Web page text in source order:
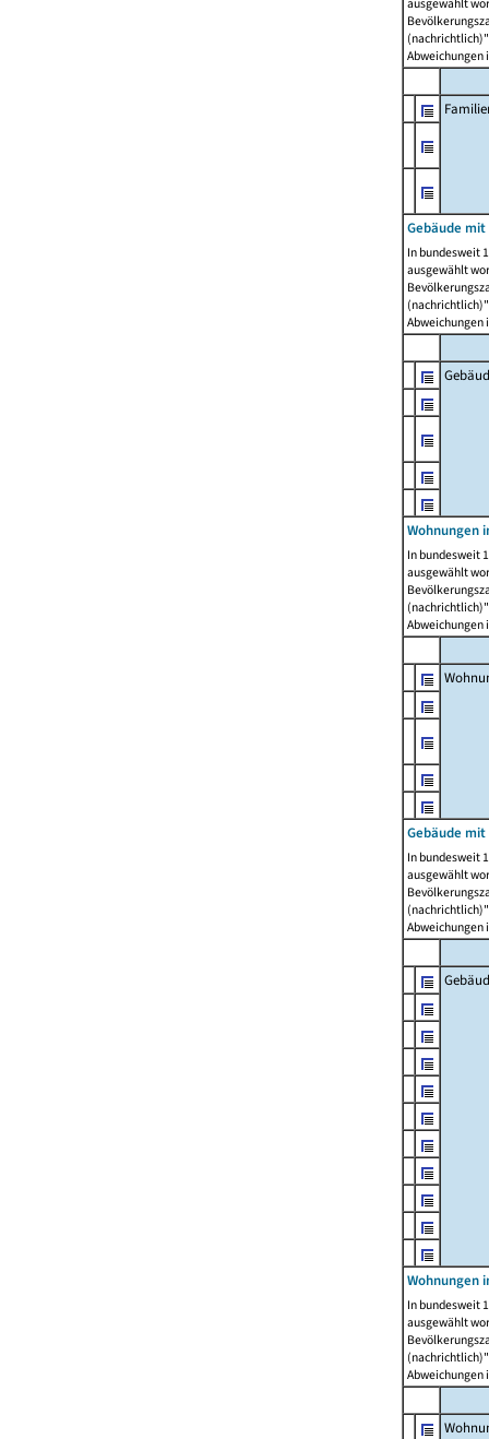
Abweichungen
Gebäude
In bundesweit
ausgewählt
Abweichungen
Wohnungen
In bundesweit
ausgewählt
Abweichungen
Gebäude
In bundesweit
ausgewählt
Abweichungen
Wohnungen
In bundesweit
ausgewählt
Abweichungen